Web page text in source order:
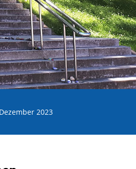
2023